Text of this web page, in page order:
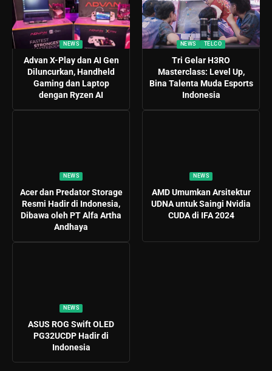
NEWS
Advan X-Play dan AI Gen
Diluncurkan, Handheld
Gaming dan Laptop
dengan Ryzen AI
NEWS TELCO
Tri Gelar H3RO
Masterclass: Level Up,
Bina Talenta Muda Esports
Indonesia
NEWS
Acer dan Predator Storage
Resmi Hadir di Indonesia,
Dibawa oleh PT Alfa Artha
Andhaya
NEWS
AMD Umumkan Arsitektur
UDNA untuk Saingi Nvidia
CUDA di IFA 2024
NEWS
ASUS ROG Swift OLED
PG32UCDP Hadir di
Indonesia